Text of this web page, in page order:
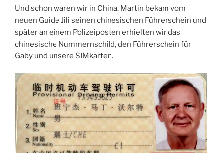
Und schon waren wir in China. Martin bekam vom
neuen Guide Jili seinen chinesischen Führerschein und
später an einem Polizeiposten erhielten wir das
chinesische Nummernschild, den Führerschein für
Gaby und unsere SIMkarten.